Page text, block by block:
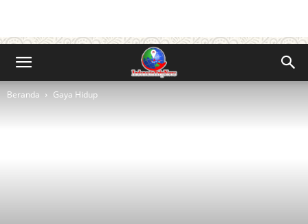
Beranda Gaya Hidup